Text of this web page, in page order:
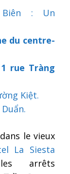
: Un
du centre-
rue Tràng
Kiệt.
le vieux
La Siesta
arrêts